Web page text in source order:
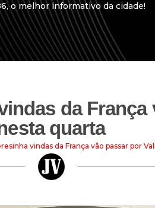
o melhor informativo da cidade!
da
quarta
vindas da França vão passar por